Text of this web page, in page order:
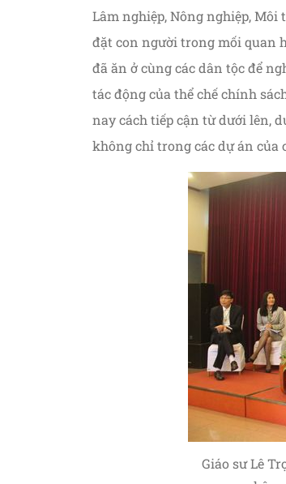
Lâm nghiệp, Nông nghiệp,
đặt con người trong mối quan
đã ăn ở cùng các dân tộc để
tác động của thể chế chính
nay cách tiếp cận từ dưới lên,
không chỉ trong các dự án của
Giáo sư Lê